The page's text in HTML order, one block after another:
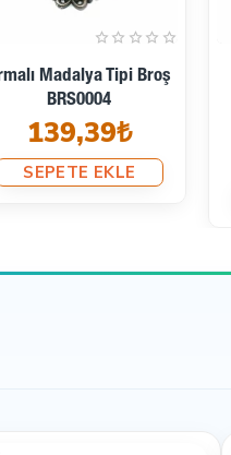
- Kadın Resimli Altın
Renk BRS0033
115,20₺
SEPETE EKLE